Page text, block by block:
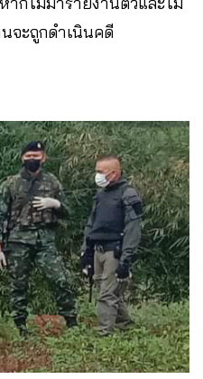
จะถูกดำเนินคดี